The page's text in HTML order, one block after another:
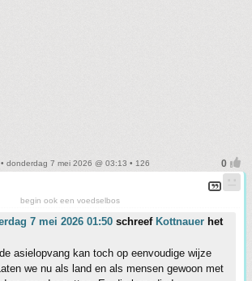
• donderdag 7 mei 2026 @ 03:13 • 126
begin ook een voedselbos
7 mei 2026 01:50 schreef Kottnauer het
asielopvang kan toch op eenvoudige wijze
we nu als land en als mensen gewoon met